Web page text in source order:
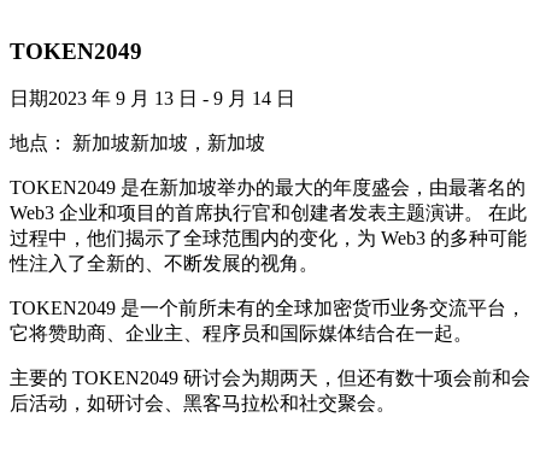
TOKEN2049
日期2023 年 9 月 13 日 - 9 月 14 日
地点： 新加坡新加坡，新加坡
TOKEN2049 是在新加坡举办的最大的年度盛会，由最著名的
Web3 企业和项目的首席执行官和创建者发表主题演讲。 在此
过程中，他们揭示了全球范围内的变化，为 Web3 的多种可能
性注入了全新的、不断发展的视角。
TOKEN2049 是一个前所未有的全球加密货币业务交流平台，
它将赞助商、企业主、程序员和国际媒体结合在一起。
主要的 TOKEN2049 研讨会为期两天，但还有数十项会前和会
后活动，如研讨会、黑客马拉松和社交聚会。